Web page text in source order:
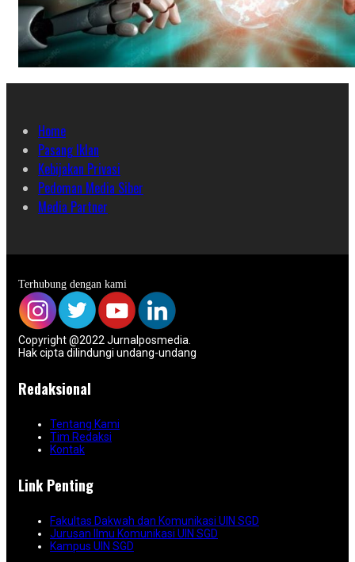
Home
Pasang Iklan
Kebijakan Privasi
Pedoman Media Siber
Media Partner
Terhubung dengan kami
Copyright @2022 Jurnalposmedia.
Hak cipta dilindungi undang-undang
Redaksional
Tentang Kami
Tim Redaksi
Kontak
Link Penting
Fakultas Dakwah dan Komunikasi UIN SGD
Jurusan Ilmu Komunikasi UIN SGD
Kampus UIN SGD